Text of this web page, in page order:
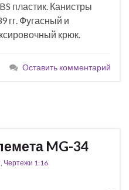
пластик. Канистры
гг. Фугасный и
крюк.
Оставить комментарий
MG-34
, Чертежи 1:16